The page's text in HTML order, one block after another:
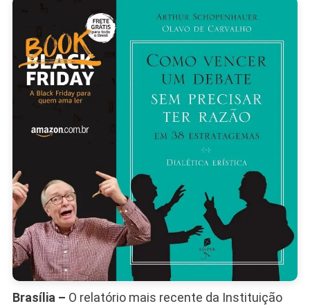
Apostas
Brasília – O relatório mais recente da Instituição